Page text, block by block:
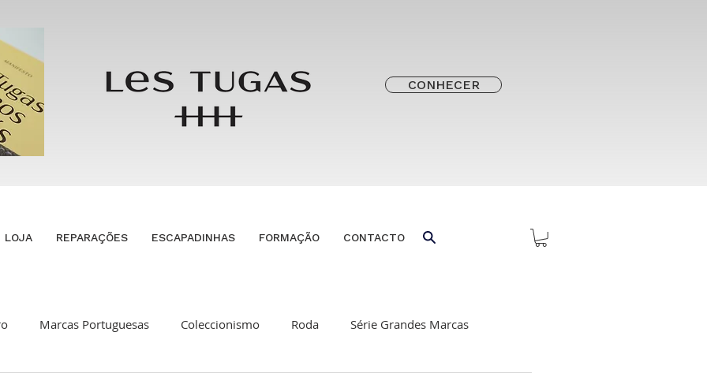
CONHECER
LOJA REPARAÇÕES ESCAPADINHAS FORMAÇÃO CONTACTO
Marcas Portuguesas Coleccionismo Roda Série Grandes Marcas